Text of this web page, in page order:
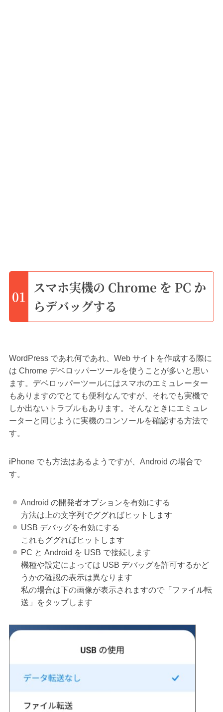
01
スマホ実機の Chrome を PC か
らデバッグする
WordPress であれ何であれ、Web サイトを作成する際に
は Chrome デベロッパーツールを使うことが多いと思い
ます。デベロッパーツールにはスマホのエミュレーター
もありますのでとても便利なんですが、それでも実機で
しか出ないトラブルもあります。そんなときにエミュレ
ーターと同じように実機のコンソールを確認する方法で
す。
iPhone でも方法はあるようですが、Android の場合で
す。
Android の開発者オプションを有効にする
方法は上の文字列でググればヒットします
USB デバッグを有効にする
これもググればヒットします
PC と Android を USB で接続します
機種や設定によっては USB デバッグを許可するかど
うかの確認の表示は異なります
私の場合は下の画像が表示されますので「ファイル転
送」をタップします